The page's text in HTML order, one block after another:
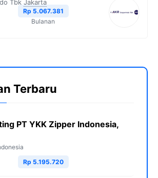
Tbk Jakarta
Rp 5.067.381
Bulanan
Terbaru
PT YKK Zipper Indonesia,
Rp 5.195.720